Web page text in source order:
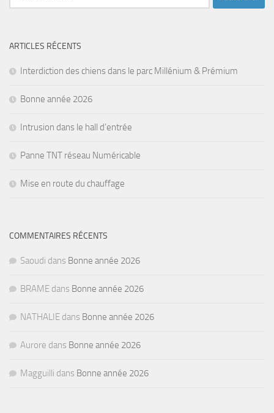
ARTICLES RÉCENTS
Interdiction des chiens dans le parc Millénium & Prémium
Bonne année 2026
Intrusion dans le hall d’entrée
Panne TNT réseau Numéricable
Mise en route du chauffage
COMMENTAIRES RÉCENTS
Saoudi dans Bonne année 2026
BRAME dans Bonne année 2026
NATHALIE dans Bonne année 2026
Aurore dans Bonne année 2026
Magguilli dans Bonne année 2026